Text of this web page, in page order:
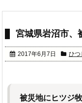
宮城県岩沼市、
2017年6月7日 ひつ
被災地にヒツジ